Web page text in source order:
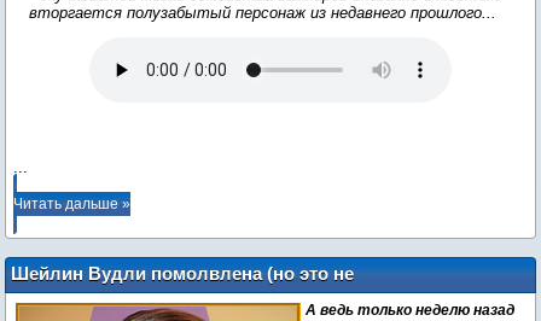
вторгается полузабытый персонаж из недавнего прошлого...
...
Читать дальше »
Шейлин Вудли помолвлена (но это не
точно)
А ведь только неделю назад